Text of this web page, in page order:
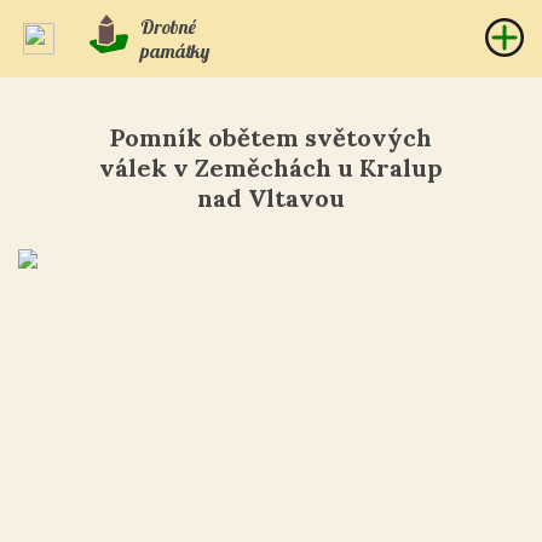
Drobné
památky
Pomník obětem světových
válek v Zeměchách u Kralup
nad Vltavou